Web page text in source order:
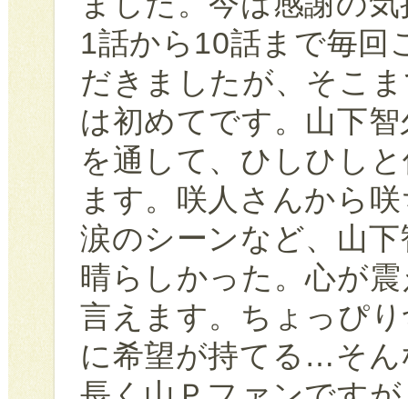
1話から10話まで毎回
だきましたが、そこ
は初めてです。山下
を通して、ひしひし
ます。咲人さんから
涙のシーンなど、山
晴らしかった。心が
言えます。ちょっぴ
に希望が持てる…そん